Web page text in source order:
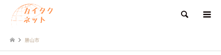
検索
勝山市